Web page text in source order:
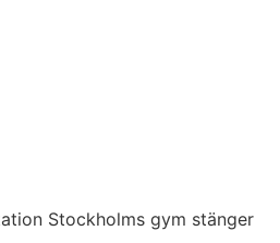
Stockholms gym stänger